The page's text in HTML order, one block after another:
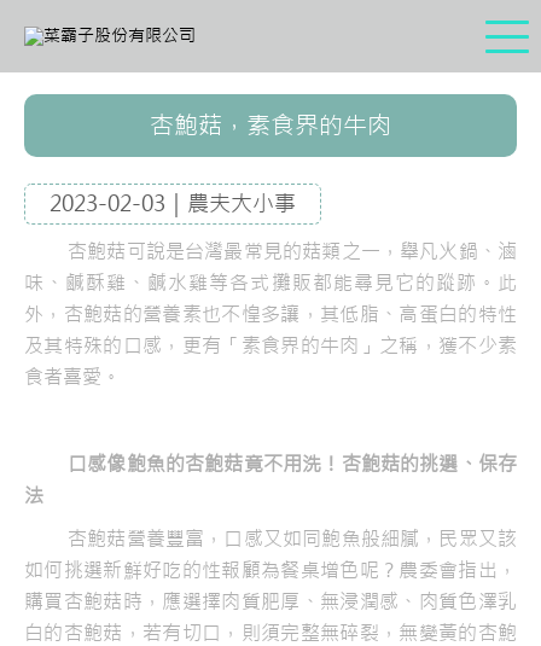
杏鮑菇，素食界的牛肉
2023-02-03｜農夫大小事
杏鮑菇可說是台灣最常見的菇類之一，舉凡火鍋、滷
味、鹹酥雞、鹹水雞等各式攤販都能尋見它的蹤跡。此
外，杏鮑菇的營養素也不惶多讓，其低脂、高蛋白的特性
及其特殊的口感，更有「素食界的牛肉」之稱，獲不少素
食者喜愛。
口感像鮑魚的杏鮑菇竟不用洗！杏鮑菇的挑選、保存
法
杏鮑菇營養豐富，口感又如同鮑魚般細膩，民眾又該
如何挑選新鮮好吃的性報顧為餐桌增色呢？農委會指出，
購買杏鮑菇時，應選擇肉質肥厚、無浸潤感、肉質色澤乳
白的杏鮑菇，若有切口，則須完整無碎裂，無變黃的杏鮑